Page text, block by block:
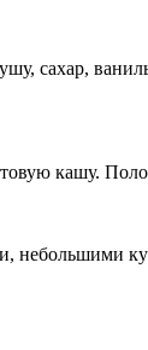
сахар,
кашу.
небольшими